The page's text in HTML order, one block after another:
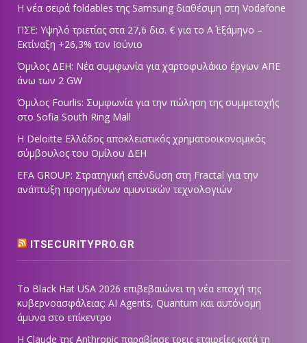
Η νέα σειρά foldables της Samsung διαθέσιμη στη Vodafone
ΠΣΕ: Υψηλό τριετίας στα 27,6 δισ. € για το Α΄ Εξάμηνο –
Εκτίναξη +26,3% τον Ιούνιο
Όμιλος ΔΕΗ: Νέα συμφωνία για χαρτοφυλάκιο έργων ΑΠΕ
άνω των 2 GW
Όμιλος Fourlis: Συμφωνία για την πώληση της συμμετοχής
στο Sofia South Ring Mall
Η Deloitte Ελλάδος αποκλειστικός χρηματοοικονομικός
σύμβουλος του Ομίλου ΔΕΗ
EFA GROUP: Στρατηγική επένδυση στη Fractal για την
ανάπτυξη προηγμένων αμυντικών τεχνολογιών
ITSECURITYPRO.GR
Το Black Hat USA 2026 επιβεβαιώνει τη νέα εποχή της
κυβερνοασφάλειας: AI Agents, Quantum και αυτόνομη
άμυνα στο επίκεντρο
Η Claude της Anthropic παραβίασε τρεις εταιρείες κατά τη